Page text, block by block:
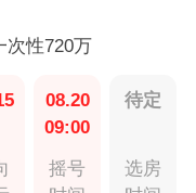
次性720万
08.20
09:00
摇号
待定
选房